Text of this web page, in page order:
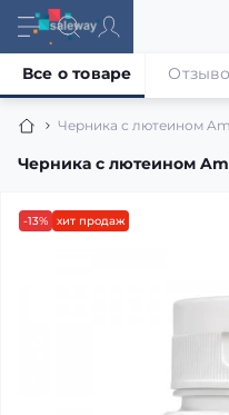
Черника с лютеином
Черника с лютеином
Все о товаре
-13% хит продаж